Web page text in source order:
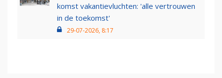
komst vakantievluchten: 'alle vertrouwen
in de toekomst'
29-07-2026, 8:17